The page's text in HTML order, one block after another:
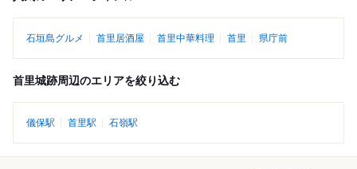
石垣島グルメ 首里居酒屋 首里中華料理 首里 県庁前
首里城跡周辺のエリアを絞り込む
儀保駅 首里駅 石嶺駅